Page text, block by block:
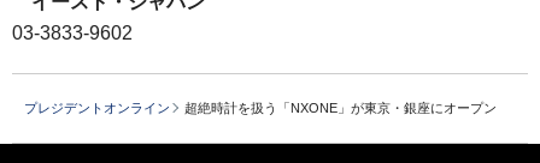
03-3833-9602
プレジデントオンライン 超絶時計を扱う「NXONE」が東京・銀座にオープン